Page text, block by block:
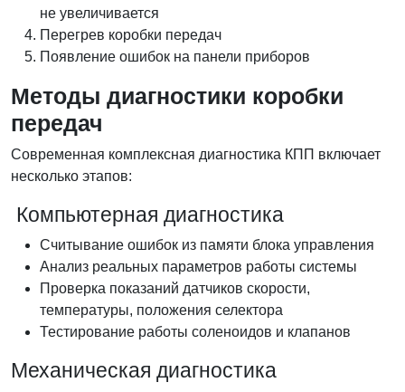
не увеличивается
Перегрев коробки передач
Появление ошибок на панели приборов
Методы диагностики коробки
передач
Современная комплексная диагностика КПП включает
несколько этапов:
Компьютерная диагностика
Считывание ошибок из памяти блока управления
Анализ реальных параметров работы системы
Проверка показаний датчиков скорости,
температуры, положения селектора
Тестирование работы соленоидов и клапанов
Механическая диагностика